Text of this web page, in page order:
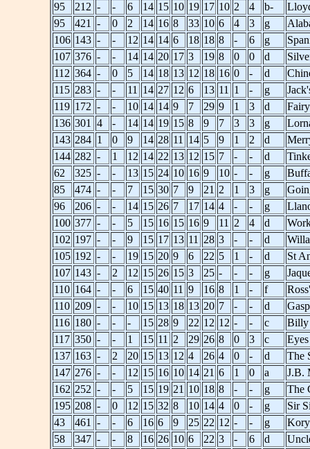
95
212 - - 6 14 15 10 19 17 10 2 4 b-
95
421 - 0 2 14 16 8 33 10 6 4 3 g
106 143 - - 12 14 14 6 18 18 8 - 6 g
107 376 - - 14 14 20 17 3 19 8 0 0 d
112 364 - 0 5 14 18 13 12 18 16 0 - d
115 283 - - 11 14 27 12 6 13 11 1 - g
119 172 - - 10 14 14 9 7 29 9 1 3 d
136 301 4 - 14 14 19 15 8 9 7 3 3 g
143 284 1 0 9 14 28 11 14 5 9 1 2 d
144 282 - 1 12 14 22 13 12 15 7 - - d
62
325 - - 13 15 24 10 16 9 10 - - g
85
474 - - 7 15 30 7 9 21 2 1 3 g
96
206 - - 14 15 26 7 17 14 4 - - g
100 377 - - 5 15 16 15 16 9 11 2 4 d
102 197 - - 9 15 17 13 11 28 3 - - d
105 192 - - 19 15 20 9 6 22 5 1 - d
St
107 143 - 2 12 15 26 15 3 25 - - - g
110 164 - - 6 15 40 11 9 16 8 1 - f
110 209 - - 10 15 13 18 13 20 7 - - d
116 180 - - - 15 28 9 22 12 12 - - c
Billy
117 350 - - 1 15 11 2 29 26 8 0 3 c
137 163 - 2 20 15 13 12 4 26 4 0 - d
The
147 276 - - 12 15 16 10 14 21 6 1 0 a
J.B.
162 252 - - 5 15 19 21 10 18 8 - - g
The
195 208 - 0 12 15 32 8 10 14 4 0 - g
Sir
43
461 - - 6 16 6 9 25 22 12 - - g
58
347 - - 8 16 26 10 6 22 3 - 6 d